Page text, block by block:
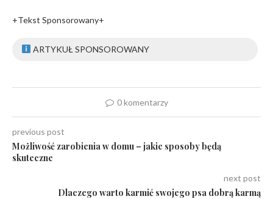
+Tekst Sponsorowany+
ARTYKUŁ SPONSOROWANY
0 komentarzy
previous post
Możliwość zarobienia w domu – jakie sposoby będą
skuteczne
next post
Dlaczego warto karmić swojego psa dobrą karmą